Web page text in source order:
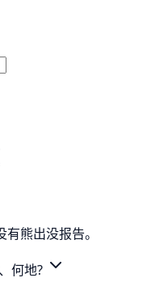
熊出没报告。
何地?